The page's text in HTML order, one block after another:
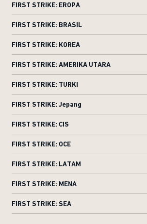
FIRST STRIKE: EROPA
FIRST STRIKE: BRASIL
FIRST STRIKE: KOREA
FIRST STRIKE: AMERIKA UTARA
FIRST STRIKE: TURKI
FIRST STRIKE: Jepang
FIRST STRIKE: CIS
FIRST STRIKE: OCE
FIRST STRIKE: LATAM
FIRST STRIKE: MENA
FIRST STRIKE: SEA